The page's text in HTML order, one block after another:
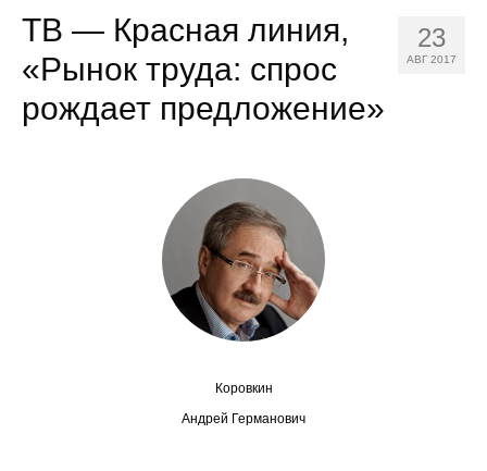
Об институте
Администрация
Сотрудники
Отчетность
Материалы для СМИ
23
АВГ 2017
ТВ — Красная линия,
«Рынок труда: спрос
рождает предложение»
Коровкин
Андрей Германович